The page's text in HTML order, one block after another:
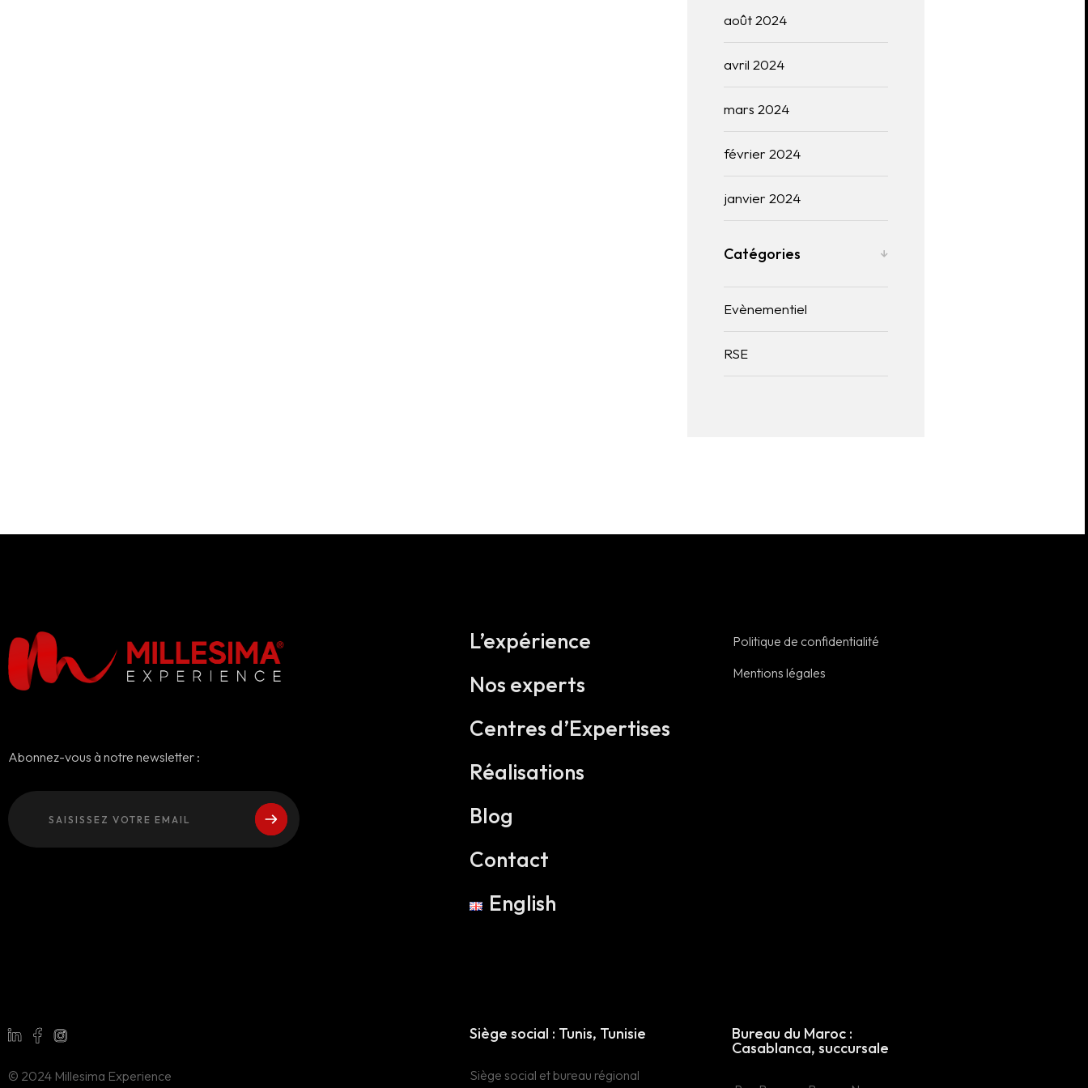
Siège et Bureau
Maroc Filiale
août 2024
avril 2024
mars 2024
février 2024
janvier 2024
Catégories
Evènementiel
RSE
Abonnez-vous à notre newsletter :
L’expérience
Nos experts
Centres d’Expertises
Réalisations
Blog
Contact
English
Politique de confidentialité
Mentions légales
© 2024 Millesima Experience
Siège social : Tunis, Tunisie
Siège social et bureau régional
Bureau du Maroc :
Casablanca, succursale